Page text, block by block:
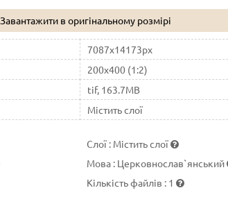
Завантажити в оригінальному розмірі
7087x14173px
200x400 (1:2)
tif, 163.7MB
Містить слої
Слої : Містить слої
Мова : Церковнослав`янський
Кількість файлів : 1